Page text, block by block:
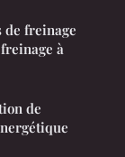
de freinage
à
de